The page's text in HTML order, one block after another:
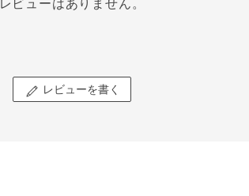
レビューはありません。
レビューを書く